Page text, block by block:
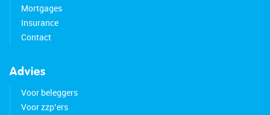
Mortgages
Insurance
Contact
Advies
Voor beleggers
Voor zzp’ers